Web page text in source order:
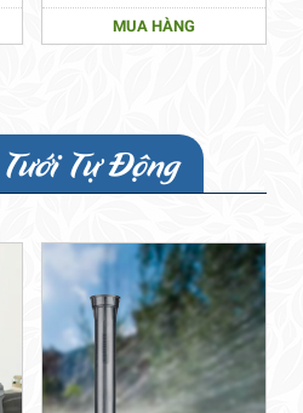
MUA HÀNG
Tự Động